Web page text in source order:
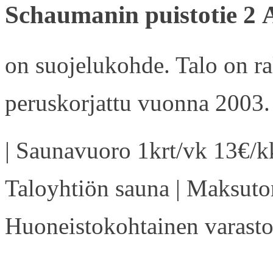
Schaumanin puistotie 2
on suojelukohde. Talo on
peruskorjattu vuonna 2003.
| Saunavuoro 1krt/vk 13€/
Taloyhtiön sauna |
Huoneistokohtainen